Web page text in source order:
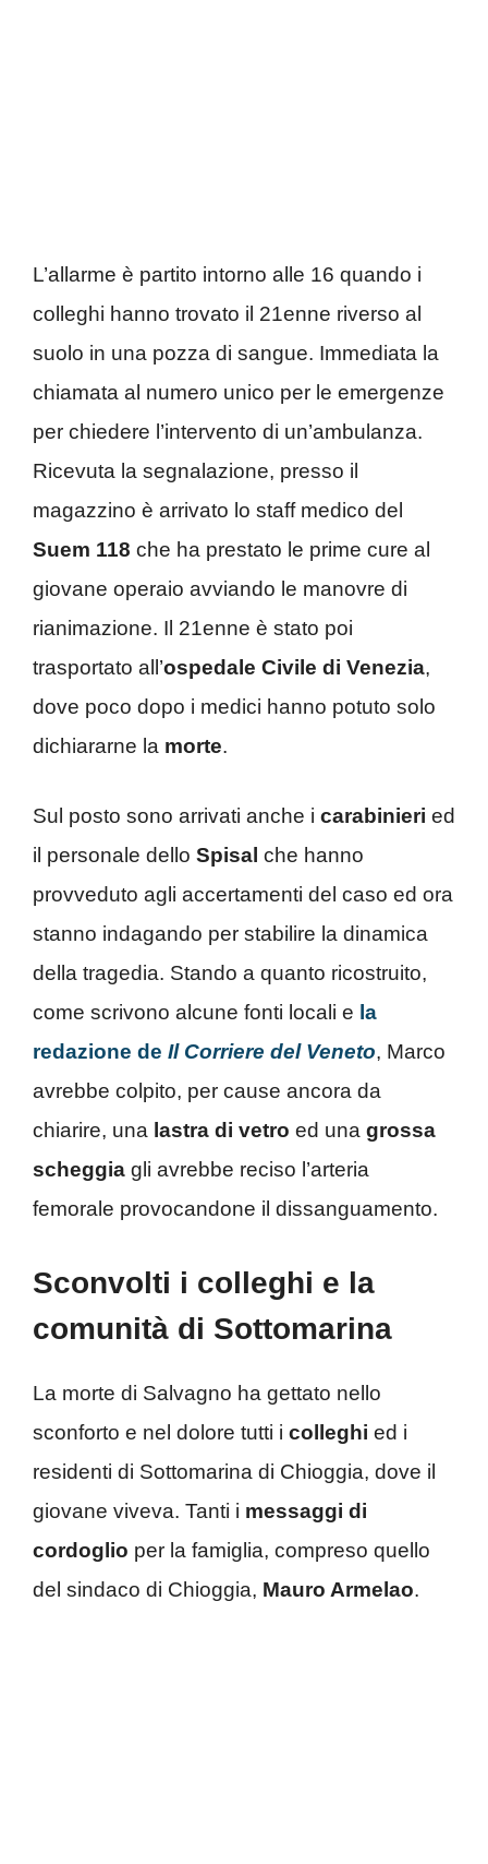
L’allarme è partito intorno alle 16 quando i
colleghi hanno trovato il 21enne riverso al
suolo in una pozza di sangue. Immediata la
chiamata al numero unico per le emergenze
per chiedere l’intervento di un’ambulanza.
Ricevuta la segnalazione, presso il
magazzino è arrivato lo staff medico del
Suem 118 che ha prestato le prime cure al
giovane operaio avviando le manovre di
rianimazione. Il 21enne è stato poi
trasportato all’ospedale Civile di Venezia,
dove poco dopo i medici hanno potuto solo
dichiararne la morte.
Sul posto sono arrivati anche i carabinieri ed
il personale dello Spisal che hanno
provveduto agli accertamenti del caso ed ora
stanno indagando per stabilire la dinamica
della tragedia. Stando a quanto ricostruito,
come scrivono alcune fonti locali e la
redazione de Il Corriere del Veneto, Marco
avrebbe colpito, per cause ancora da
chiarire, una lastra di vetro ed una grossa
scheggia gli avrebbe reciso l’arteria
femorale provocandone il dissanguamento.
Sconvolti i colleghi e la
comunità di Sottomarina
La morte di Salvagno ha gettato nello
sconforto e nel dolore tutti i colleghi ed i
residenti di Sottomarina di Chioggia, dove il
giovane viveva. Tanti i messaggi di
cordoglio per la famiglia, compreso quello
del sindaco di Chioggia, Mauro Armelao.